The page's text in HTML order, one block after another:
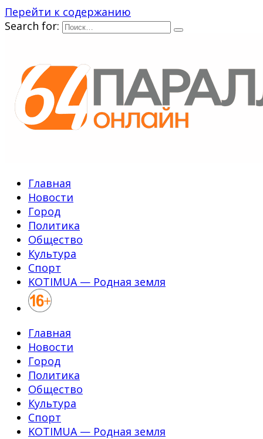
Перейти к содержанию
Search for:
Главная
Новости
Город
Политика
Общество
Культура
Спорт
KOTIMUA — Родная земля
Главная
Новости
Город
Политика
Общество
Культура
Спорт
KOTIMUA — Родная земля